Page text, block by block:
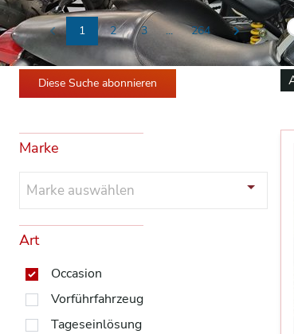
Previous
1 2 3 ... 264 Next
Diese Suche abonnieren
Marke
Marke auswählen
Art
Occasion
Vorführfahrzeug
Tageseinlösung